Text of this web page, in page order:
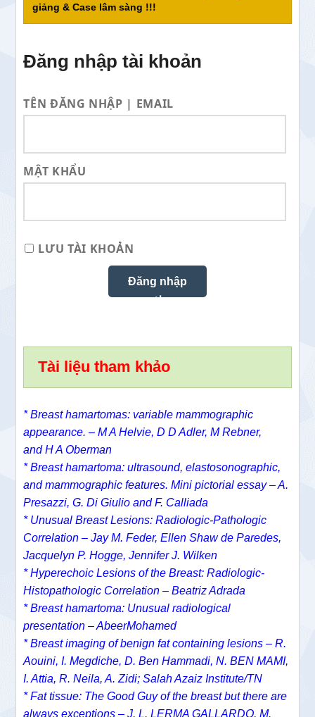
giảng & Case lâm sàng !!!
Đăng nhập tài khoản
TÊN ĐĂNG NHẬP | EMAIL
MẬT KHẨU
LƯU TÀI KHOẢN
Tài liệu tham khảo
* Breast hamartomas: variable mammographic
appearance. –M A Helvie,D D Adler,M Rebner,
andH A Oberman
* Breast hamartoma: ultrasound, elastosonographic,
and mammographic features. Mini pictorial essay – A.
Presazzi, G. Di Giulio and F. Calliada
* Unusual Breast Lesions: Radiologic-Pathologic
Correlation – Jay M. Feder, Ellen Shaw de Paredes,
Jacquelyn P. Hogge, Jennifer J. Wilken
* Hyperechoic Lesions of the Breast: Radiologic-
Histopathologic Correlation – Beatriz Adrada
* Breast hamartoma: Unusual radiological
presentation – AbeerMohamed
* Breast imaging of benign fat containing lesions – R.
Aouini, I. Megdiche, D. Ben Hammadi, N. BEN MAMI,
I. Attia, R. Neila, A. Zidi; Salah Azaiz Institute/TN
* Fat tissue: The Good Guy of the breast but there are
always exceptions – J. L. LERMA GALLARDO, M.